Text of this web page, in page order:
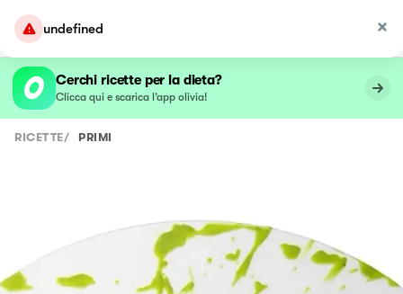
undefined
Cerchi ricette per la dieta?
Clicca qui e scarica l’app olivia!
RICETTE/ PRIMI